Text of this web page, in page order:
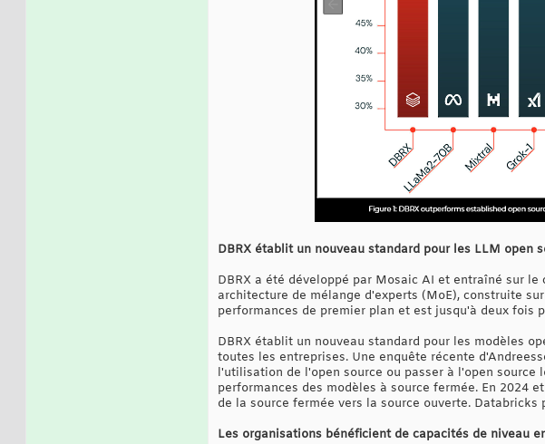
DBRX établit un nouveau standard pour les LLM open
DBRX a été développé par Mosaic AI et entraîné sur
architecture de mélange d'experts (MoE), construite
performances de premier plan et est jusqu'à deux fois
DBRX établit un nouveau standard pour les modèles
toutes les entreprises. Une enquête récente
l'utilisation de l'open source ou passer à l'open
performances des modèles à source fermée. En
de la source fermée vers la source ouverte. Databricks
Les organisations bénéficient de capacités de niveau